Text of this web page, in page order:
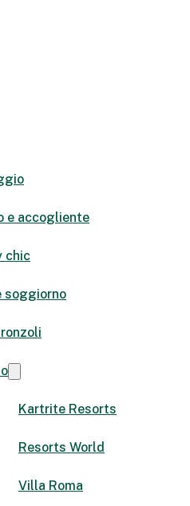
e accogliente
chic
soggiorno
Kartrite Resorts
Resorts World
Villa Roma